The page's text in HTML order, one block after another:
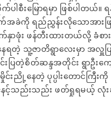
ပါစီးမြောရမှာ ဖြစ်ပါတယ်။
အခဲကို ရည်ညွှန်းလိုသောအားဖြ
ာဖုံး ဖန်တီးထားတယ်လို့ ခံစား
ေရတဲ့ သူ့ဇာတိရွာလေးမှာ အလှူပ
ြတဲ့စိတ်ဆန္ဒအတိုင်း ရွာဦးကျ
င်းညို့နေတဲ့ ပုပ္ပါးတောင်ကြီးကို
င့်သည်းသည်း ဖတ်ရှုရမယ့် လုံး